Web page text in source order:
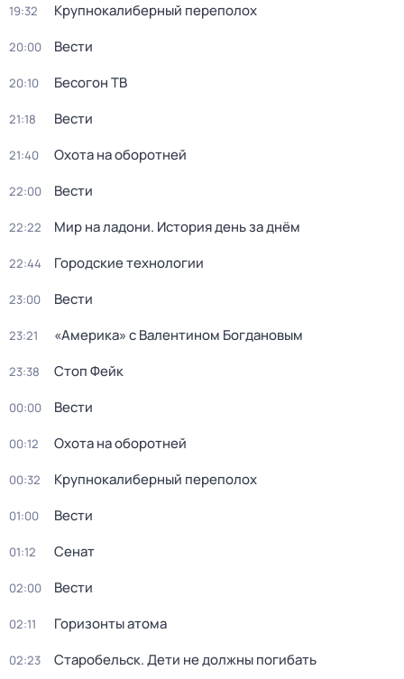
19:32 Крупнокалиберный переполох
20:00 Вести
20:10 Бесогон ТВ
21:18 Вести
21:40 Охота на оборотней
22:00 Вести
22:22 Мир на ладони. История день за днём
22:44 Городские технологии
23:00 Вести
23:21 «Америка» с Валентином Богдановым
23:38 Стоп Фейк
00:00 Вести
00:12 Охота на оборотней
00:32 Крупнокалиберный переполох
01:00 Вести
01:12 Сенат
02:00 Вести
02:11 Горизонты атома
02:23 Старобельск. Дети не должны погибать